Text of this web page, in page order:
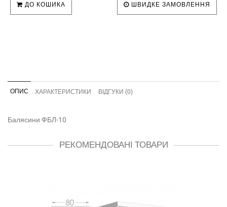
ДО КОШИКА ШВИДКЕ ЗАМОВЛЕННЯ
ОПИС ХАРАКТЕРИСТИКИ ВІДГУКИ (0)
Балясини ФБЛ-10
РЕКОМЕНДОВАНІ ТОВАРИ